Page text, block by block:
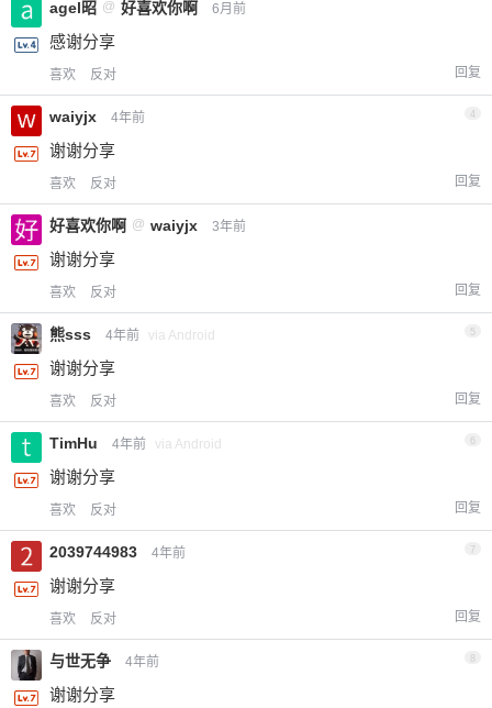
agel昭 @ 好喜欢你啊 6月前
感谢分享
喜欢 反对 回复
waiyjx 4年前 4
谢谢分享
喜欢 反对 回复
好喜欢你啊 @ waiyjx 3年前
谢谢分享
喜欢 反对 回复
熊sss 4年前 via Android 5
谢谢分享
喜欢 反对 回复
TimHu 4年前 via Android 6
谢谢分享
喜欢 反对 回复
2039744983 4年前 7
谢谢分享
喜欢 反对 回复
与世无争 4年前
谢谢分享